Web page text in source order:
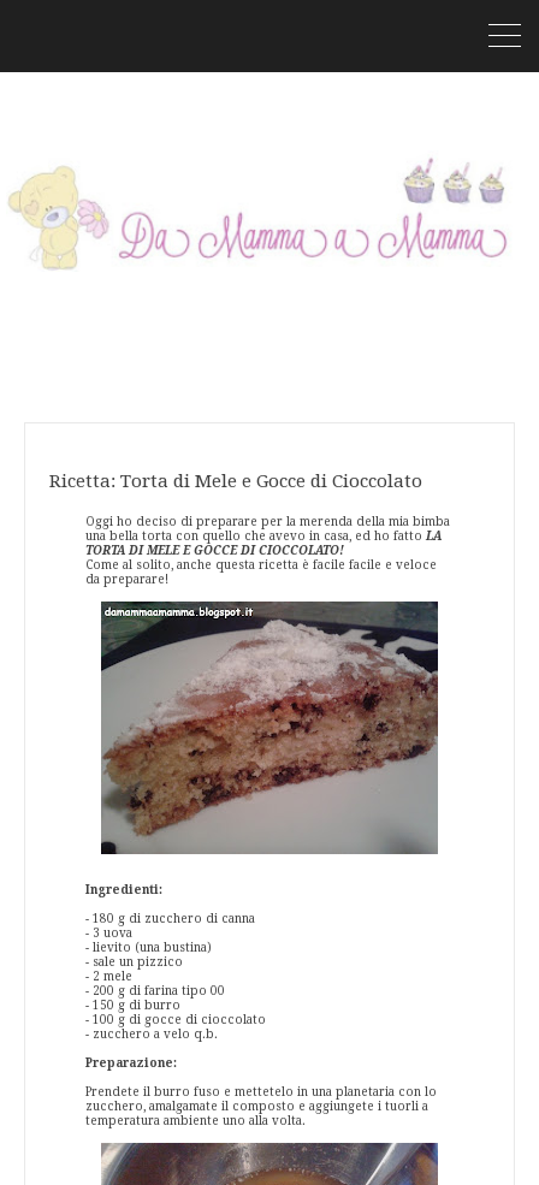
Ricetta: Torta di Mele e Gocce di Cioccolato
Oggi ho deciso di preparare per la merenda della mia bimba
una bella torta con quello che avevo in casa, ed ho fatto LA
TORTA DI MELE E GOCCE DI CIOCCOLATO!
Come al solito, anche questa ricetta è facile facile e veloce
da preparare!
Ingredienti:
- 180 g di zucchero di canna
- 3 uova
- lievito (una bustina)
- sale un pizzico
- 2 mele
- 200 g di farina tipo 00
- 150 g di burro
- 100 g di gocce di cioccolato
- zucchero a velo q.b.
Preparazione:
Prendete il burro fuso e mettetelo in una planetaria con lo
zucchero, amalgamate il composto e aggiungete i tuorli a
temperatura ambiente uno alla volta.